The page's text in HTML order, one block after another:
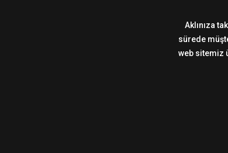
Aklınıza
sürede
web sitemiz